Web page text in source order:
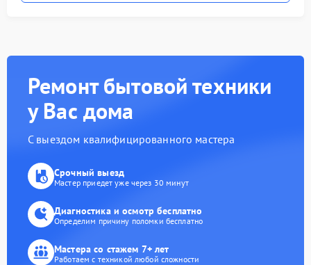
Ремонт бытовой техники
у Вас дома
С выездом квалифицированного мастера
Срочный выезд
Мастер приедет уже через 30 минут
Диагностика и осмотр бесплатно
Определим причину поломки бесплатно
Мастера со стажем 7+ лет
Работаем с техникой любой сложности